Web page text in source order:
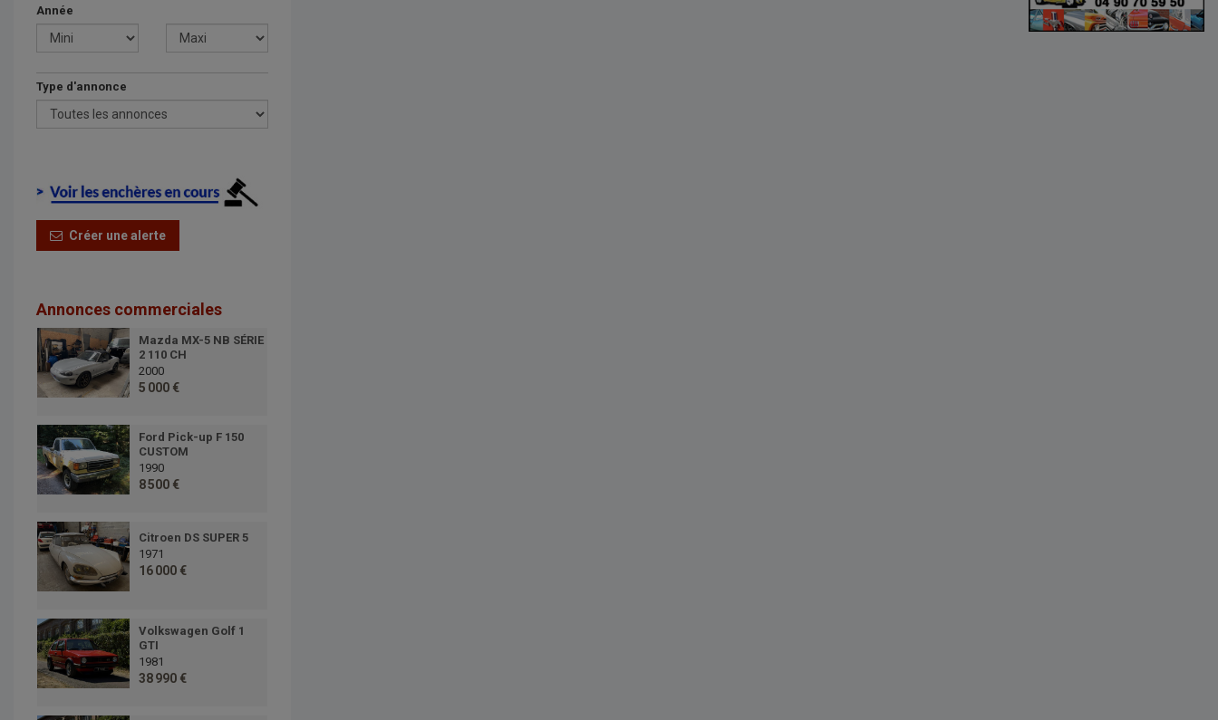
Année
Type d'annonce
Créer une alerte
Annonces commerciales
Mazda MX-5 NB SÉRIE
2 110 CH
2000
5 000 €
Ford Pick-up F 150
CUSTOM
1990
8 500 €
Citroen DS SUPER 5
1971
16 000 €
Volkswagen Golf 1
GTI
1981
38 990 €